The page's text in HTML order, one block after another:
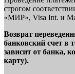
строгом
«МИР», Visa Int. и
Возврат
банковский счет в
зависит от банка,
карту).